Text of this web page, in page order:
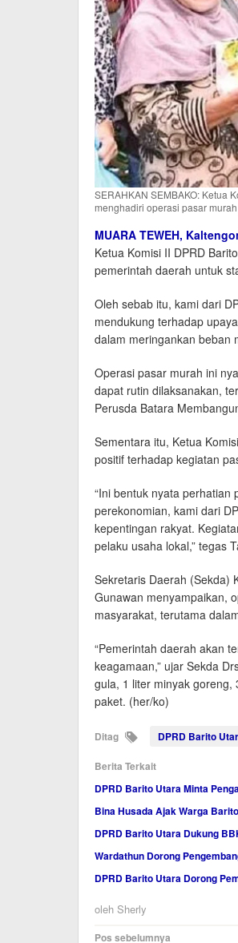
SERAHKAN SEMBAKO: Ketua
menghadiri operasi pasar
MUARA TEWEH,
Ketua Komisi II DPRD
pemerintah daerah untuk
Oleh sebab itu, kami dari
mendukung terhadap
dalam meringankan beban
Operasi pasar murah ini
dapat rutin dilaksanakan,
Perusda Batara
Sementara itu, Ketua
positif terhadap kegiatan
“Ini bentuk nyata
perekonomian, kami dari
kepentingan rakyat.
pelaku usaha lokal,” tegas
Sekretaris Daerah (Sekda)
Gunawan menyampaikan,
masyarakat, terutama
“Pemerintah daerah akan
keagamaan,” ujar Sekda
gula, 1 liter minyak
paket. (her/ko)
Ditag DPRD Barito
Berita Terkait
DPRD Barito Utara Minta
Bina Husada Ajak Warga
DPRD Barito Utara Dukung
Wardathun Dorong
DPRD Barito Utara Dorong
oleh Sherly
Navigasi
Pos sebelumnya